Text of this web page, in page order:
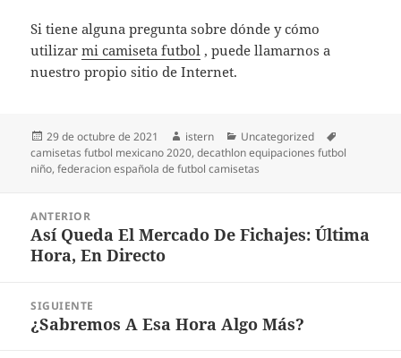
Si tiene alguna pregunta sobre dónde y cómo
utilizarmi camiseta futbol , puede llamarnos a
nuestro propio sitio de Internet.
Publicado
el
29 de octubre de 2021 Autor
istern Categorías
Uncategorized
camisetas futbol mexicano 2020,decathlon equipaciones futbol
niño,federacion española de futbol camisetas
entradas
ANTERIOR
Entrada
anterior:
Así Queda El Mercado De Fichajes: Última
Hora, En Directo
SIGUIENTE
Entrada
¿Sabremos A Esa Hora Algo Más?